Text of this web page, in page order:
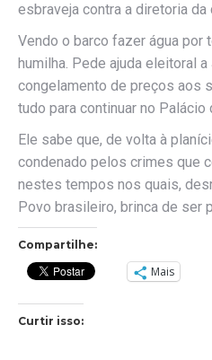
esbraveja contra a diretoria da
Vendo o barco fazer água por
humilha. Pede ajuda eleitoral
congelamento de preços aos
tudo para continuar no Palácio
Ele sabe que, de volta à
condenado pelos crimes que
nestes tempos nos quais,
Povo brasileiro, brinca de ser
Compartilhe:
Mais
Curtir isso: